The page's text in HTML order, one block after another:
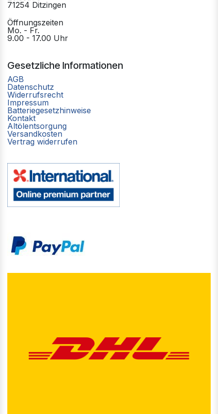
71254 Ditzingen
Öffnungszeiten
Mo. - Fr.
9.00 - 17.00 Uhr
Gesetzliche Informationen
AGB
Datenschutz
Widerrufsrecht
Impressum
Batteriegesetzhinweise
Kontakt
Altölentsorgung
Versandkosten
Vertrag widerrufen